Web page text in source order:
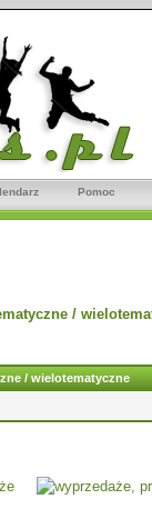
Pomoc
/
/ wielotematyczne